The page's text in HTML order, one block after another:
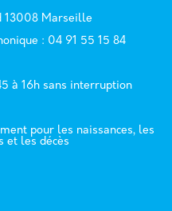
13008 Marseille
: 04 91 55 15 84
à 16h sans interruption
pour les naissances, les
et les décès